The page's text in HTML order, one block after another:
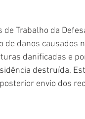
Trabalho da
danos causados
danificadas e
destruída.
envio dos